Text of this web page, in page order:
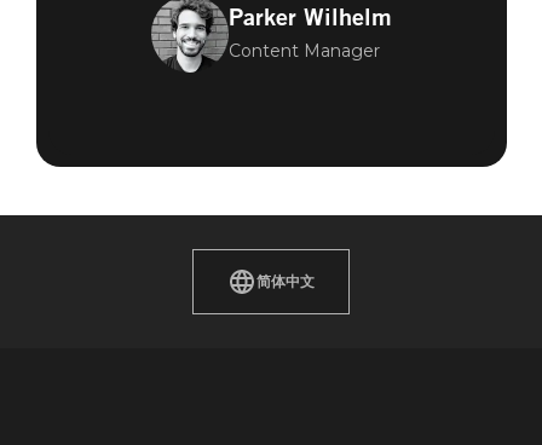
Parker Wilhelm
Content Manager
简体中文